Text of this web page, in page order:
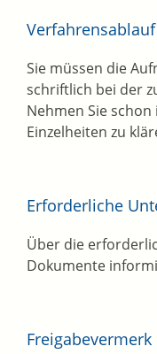
Verfahrensablauf
Sie müssen die
schriftlich bei der
Nehmen Sie
Einzelheiten zu
Erforderliche
Über die
Dokumente
Freigabevermerk